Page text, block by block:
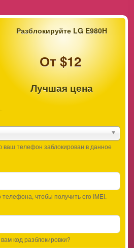
Разблокируйте LG E980H
От $12
Лучшая цена
ваш телефон заблокирован в данное
чтобы получить его IMEI.
код разблокировки?